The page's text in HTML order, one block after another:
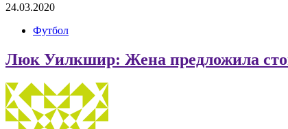
24.03.2020
Футбол
Люк Уилкшир: Жена предложила